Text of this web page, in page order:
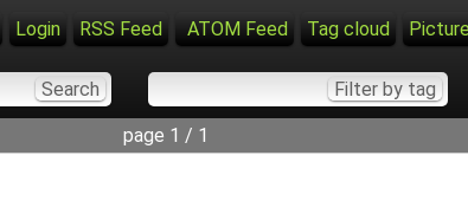
Login RSS Feed ATOM Feed Tag cloud
page 1 / 1